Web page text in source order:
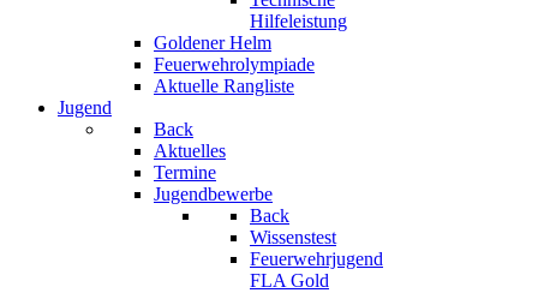
Hilfeleistung
Goldener Helm
Feuerwehrolympiade
Aktuelle Rangliste
Jugend
Back
Aktuelles
Termine
Jugendbewerbe
Back
Wissenstest
Feuerwehrjugend
FLA Gold